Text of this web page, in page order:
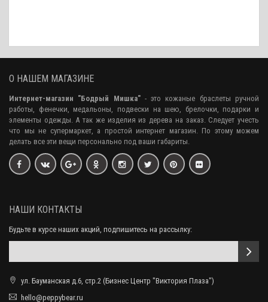
О НАШЕМ МАГАЗИНЕ
Интернет-магазин "Бодрый Мишка"- это кожаные браслеты ручной
работы, фенечки, медальоны, подвески на шею, брелочки, подарки и
элементы одежды. А так же изделия из дерева на заказ. Следует учесть
что мы не супермаркет, а простой интернет магазин. По этому можем
делать все эти вещи персонально под ваши габариты.
НАШИ КОНТАКТЫ
Будьте в курсе наших акций, подпишитесь на рассылку:
ул. Бауманская д.6, стр.2 (Бизнес Центр "Виктория Плаза")
hello@peppybear.ru